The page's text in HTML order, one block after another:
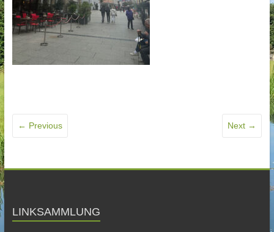
← Previous Next →
LINKSAMMLUNG